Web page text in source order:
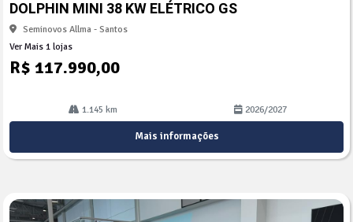
lhe
DOLPHIN MINI 38 KW ELÉTRICO GS
Seminovos Allma - Santos
Ver Mais 1 lojas
R$ 117.990,00
1.145 km 2026/2027
Mais informações